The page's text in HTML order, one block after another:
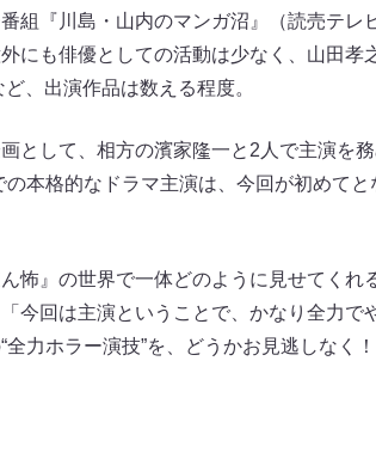
組『川島・山内のマンガ沼』（読売テレ
にも俳優としての活動は少なく、山田孝
、出演作品は数える程度。
として、相方の濱家隆一と2人で主演を務
本格的なドラマ主演は、今回が初めてと
怖』の世界で一体どのように見せてくれ
今回は主演ということで、かなり全力で
力ホラー演技”を、どうかお見逃しなく！